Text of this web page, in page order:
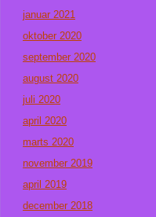
januar 2021
oktober 2020
september 2020
august 2020
juli 2020
april 2020
marts 2020
november 2019
april 2019
december 2018